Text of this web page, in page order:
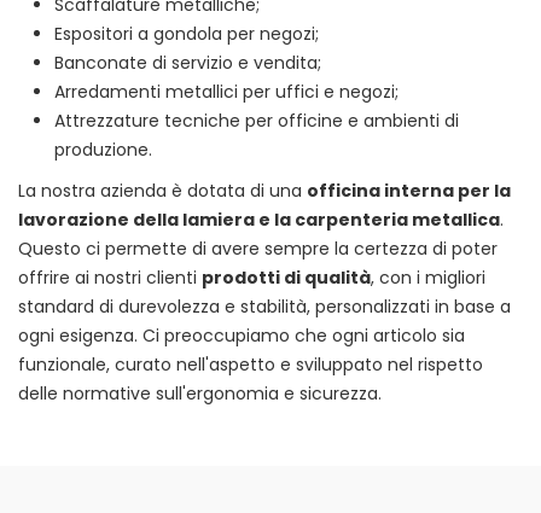
Scaffalature metalliche;
Espositori a gondola per negozi;
Banconate di servizio e vendita;
Arredamenti metallici per uffici e negozi;
Attrezzature tecniche per officine e ambienti di
produzione.
La nostra azienda è dotata di una officina interna per la
lavorazione della lamiera e la carpenteria metallica.
Questo ci permette di avere sempre la certezza di poter
offrire ai nostri clienti prodotti di qualità, con i migliori
standard di durevolezza e stabilità, personalizzati in base a
ogni esigenza. Ci preoccupiamo che ogni articolo sia
funzionale, curato nell'aspetto e sviluppato nel rispetto
delle normative sull'ergonomia e sicurezza.